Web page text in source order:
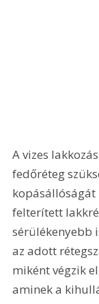
A vizes
fedőréteg
kopásállóságát
felterített
sérülékenyebb
az adott
miként végzik
aminek a